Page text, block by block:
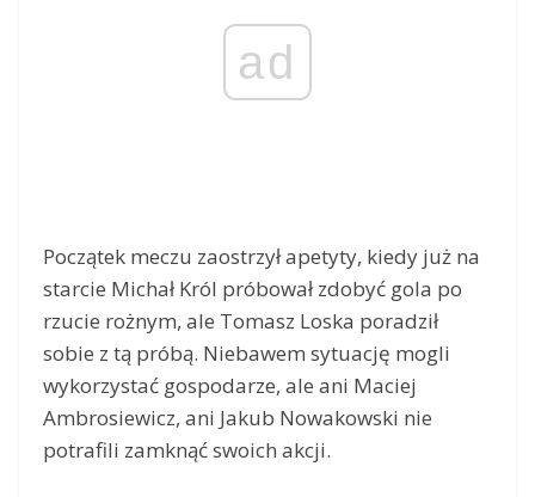
ad
Początek meczu zaostrzył apetyty, kiedy już na
starcie Michał Król próbował zdobyć gola po
rzucie rożnym, ale Tomasz Loska poradził
sobie z tą próbą. Niebawem sytuację mogli
wykorzystać gospodarze, ale ani Maciej
Ambrosiewicz, ani Jakub Nowakowski nie
potrafili zamknąć swoich akcji.